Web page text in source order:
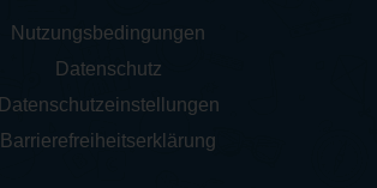
Nutzungsbedingungen
Datenschutz
Datenschutzeinstellungen
Barrierefreiheitserklärung